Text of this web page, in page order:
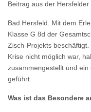
Beitrag aus der
Bad Hersfeld. Mit dem
Klasse G 8d der
Zisch-Projekts
Krise nicht möglich war,
zusammengestellt und
geführt.
Was ist das Besondere